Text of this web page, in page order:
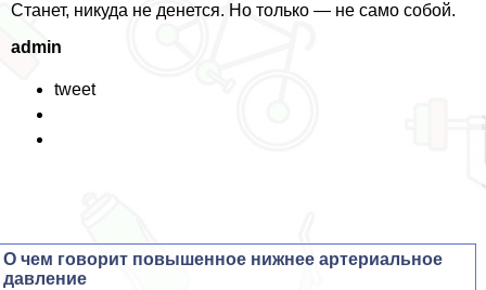
Станет, никуда не денется. Но только — не само собой.
admin
tweet
О чем говорит повышенное нижнее артериальное
давление